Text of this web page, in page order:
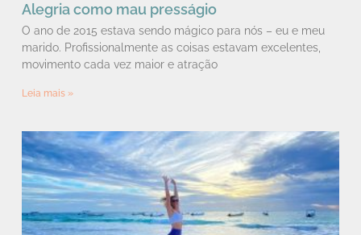
Alegria como mau presságio
O ano de 2015 estava sendo mágico para nós – eu e meu
marido. Profissionalmente as coisas estavam excelentes,
movimento cada vez maior e atração
Leia mais »